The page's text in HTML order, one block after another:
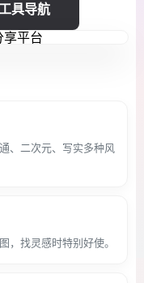
具导航
、二次元、写实多种风
，找灵感时特别好使。